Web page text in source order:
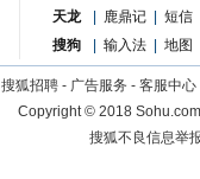
天龙
鹿鼎记
短信
搜狗
输入法 地图
搜狐招聘 - 广告服务 - 客服中心
Copyright©2018
搜狐不良信息举